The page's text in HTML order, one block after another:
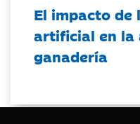
El impacto
artificial en la
ganadería